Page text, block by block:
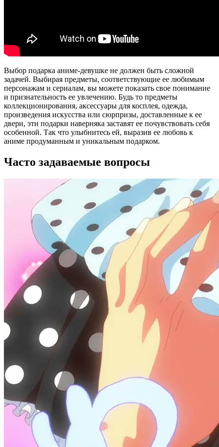
Выбор подарка аниме-девушке не должен быть сложной
задачей. Выбирая предметы, соответствующие ее любимым
персонажам и сериалам, вы можете показать свое понимание
и признательность ее увлечению. Будь то предметы
коллекционирования, аксессуары для косплея, одежда,
произведения искусства или сюрпризы, доставленные к ее
двери, эти подарки наверняка заставят ее почувствовать себя
особенной. Так что улыбнитесь ей, выразив ее любовь к
аниме продуманным и уникальным подарком.
Часто задаваемые вопросы